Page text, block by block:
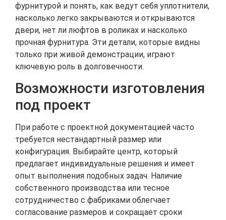
фурнитурой и понять, как ведут себя уплотнители,
насколько легко закрываются и открываются
двери, нет ли люфтов в роликах и насколько
прочная фурнитура. Эти детали, которые видны
только при живой демонстрации, играют
ключевую роль в долговечности.
Возможности изготовления
под проект
При работе с проектной документацией часто
требуется нестандартный размер или
конфигурация. Выбирайте центр, который
предлагает индивидуальные решения и имеет
опыт выполнения подобных задач. Наличие
собственного производства или тесное
сотрудничество с фабриками облегчает
согласование размеров и сокращает сроки